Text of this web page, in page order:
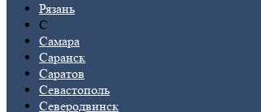
Рязань
С
Самара
Саранск
Саратов
Севастополь
Северодвинск